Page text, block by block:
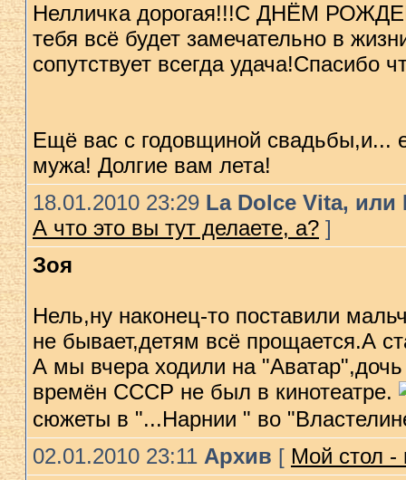
Нелличка дорогая!!!С ДНЁМ
тебя всё будет замечательно в
сопутствует всегда удача!Спасибо
Ещё вас с годовщиной
мужа! Долгие вам лета!
18.01.2010 23:29 La Dolce Vita,
А что это вы тут делаете, а?]
Зоя
Нель,ну наконец-то поставили
не бывает,детям всё прощается.А
А мы вчера ходили на
времён СССР не был в кинотеатре.
сюжеты в "...Нарнии " во
02.01.2010 23:11 Архив [ Мой стол -